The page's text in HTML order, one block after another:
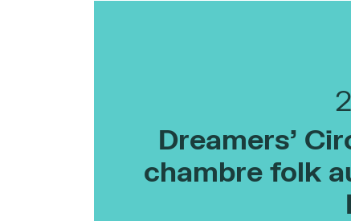
Dreamers’
chambre folk